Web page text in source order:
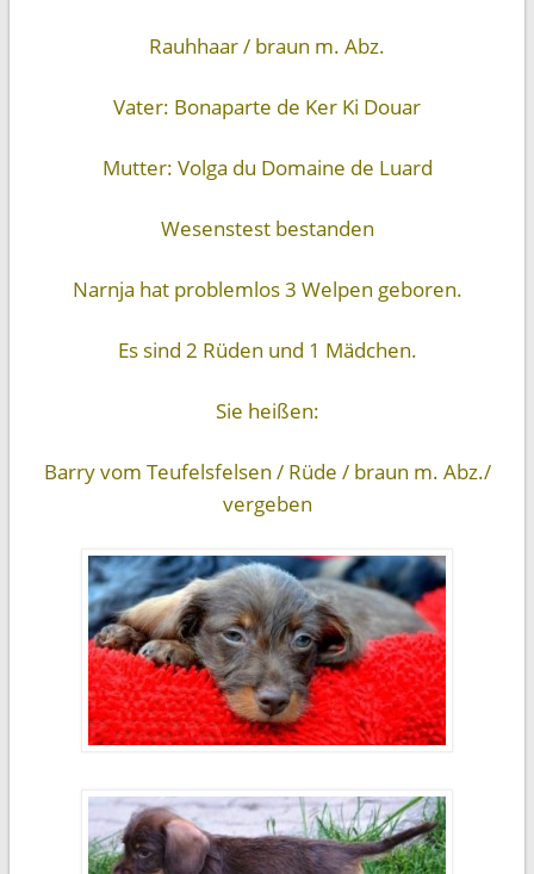
Rauhhaar / braun m. Abz.
Vater: Bonaparte de Ker Ki Douar
Mutter: Volga du Domaine de Luard
Wesenstest bestanden
Narnja hat problemlos 3 Welpen geboren.
Es sind 2 Rüden und 1 Mädchen.
Sie heißen:
Barry vom Teufelsfelsen / Rüde / braun m. Abz./
vergeben